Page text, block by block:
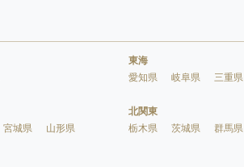
東海
愛知県
岐阜県 三重県
宮城県
山形県
北関東
栃木県
茨城県 群馬県